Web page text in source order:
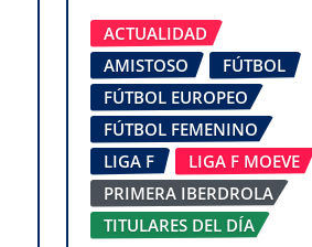
ACTUALIDAD
AMISTOSO
FÚTBOL
FÚTBOL EUROPEO
FÚTBOL FEMENINO
LIGA F
LIGA F MOEVE
PRIMERA IBERDROLA
TITULARES DEL DÍA